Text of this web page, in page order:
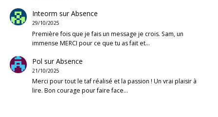
Inteorm surAbsence
29/10/2025
Première fois que je fais un message je crois. Sam, un
immense MERCI pour ce que tu as fait et…
Pol surAbsence
21/10/2025
Merci pour tout le taf réalisé et la passion ! Un vrai plaisir à
lire. Bon courage pour faire face…